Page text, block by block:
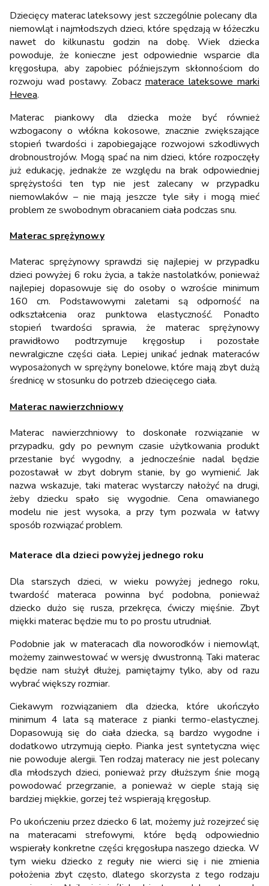
Dziecięcy materac lateksowy jest szczególnie polecany dla
niemowląt i najmłodszych dzieci, które spędzają w łóżeczku
nawet do kilkunastu godzin na dobę. Wiek dziecka
powoduje, że konieczne jest odpowiednie wsparcie dla
kręgosłupa, aby zapobiec późniejszym skłonnościom do
rozwoju wad postawy. Zobacz materace lateksowe marki
Hevea.
Materac piankowy dla dziecka może być również
wzbogacony o włókna kokosowe, znacznie zwiększające
stopień twardości i zapobiegające rozwojowi szkodliwych
drobnoustrojów. Mogą spać na nim dzieci, które rozpoczęły
już edukację, jednakże ze względu na brak odpowiedniej
sprężystości ten typ nie jest zalecany w przypadku
niemowlaków – nie mają jeszcze tyle siły i mogą mieć
problem ze swobodnym obracaniem ciała podczas snu.
Materac sprężynowy
Materac sprężynowy sprawdzi się najlepiej w przypadku
dzieci powyżej 6 roku życia, a także nastolatków, ponieważ
najlepiej dopasowuje się do osoby o wzroście minimum
160 cm. Podstawowymi zaletami są odporność na
odkształcenia oraz punktowa elastyczność. Ponadto
stopień twardości sprawia, że materac sprężynowy
prawidłowo podtrzymuje kręgosłup i pozostałe
newralgiczne części ciała. Lepiej unikać jednak materaców
wyposażonych w sprężyny bonelowe, które mają zbyt dużą
średnicę w stosunku do potrzeb dziecięcego ciała.
Materac nawierzchniowy
Materac nawierzchniowy to doskonałe rozwiązanie w
przypadku, gdy po pewnym czasie użytkowania produkt
przestanie być wygodny, a jednocześnie nadal będzie
pozostawał w zbyt dobrym stanie, by go wymienić. Jak
nazwa wskazuje, taki materac wystarczy nałożyć na drugi,
żeby dziecku spało się wygodnie. Cena omawianego
modelu nie jest wysoka, a przy tym pozwala w łatwy
sposób rozwiązać problem.
Materace dla dzieci powyżej jednego roku
Dla starszych dzieci, w wieku powyżej jednego roku,
twardość materaca powinna być podobna, ponieważ
dziecko dużo się rusza, przekręca, ćwiczy mięśnie. Zbyt
miękki materac będzie mu to po prostu utrudniał.
Podobnie jak w materacach dla noworodków i niemowląt,
możemy zainwestować w wersję dwustronną. Taki materac
będzie nam służył dłużej, pamiętajmy tylko, aby od razu
wybrać większy rozmiar.
Ciekawym rozwiązaniem dla dziecka, które ukończyło
minimum 4 lata są materace z pianki termo-elastycznej.
Dopasowują się do ciała dziecka, są bardzo wygodne i
dodatkowo utrzymują ciepło. Pianka jest syntetyczna więc
nie powoduje alergii. Ten rodzaj materacy nie jest polecany
dla młodszych dzieci, ponieważ przy dłuższym śnie mogą
powodować przegrzanie, a ponieważ w cieple stają się
bardziej miękkie, gorzej też wspierają kręgosłup.
Po ukończeniu przez dziecko 6 lat, możemy już rozejrzeć się
na materacami strefowymi, które będą odpowiednio
wspierały konkretne części kręgosłupa naszego dziecka. W
tym wieku dziecko z reguły nie wierci się i nie zmienia
położenia zbyt często, dlatego skorzysta z tego rodzaju